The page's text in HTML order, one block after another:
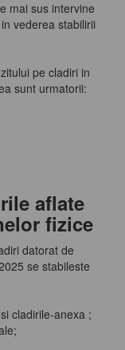
mai sus intervine
vederea stabilirii
pe cladiri in
sunt urmatorii:
aflate
fizice
datorat de
se stabileste
cladirile-anexa ;